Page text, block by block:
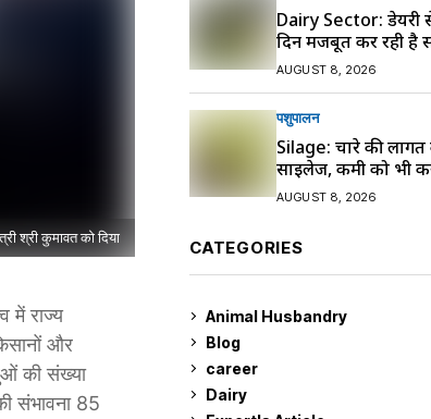
श्री कुमावत को दिया
में राज्य
और
की संख्या
संभावना 85
Dairy Sector: डेयरी
दिन मजबूत कर रही है
AUGUST 8, 2026
पशुपालन
Silage: चारे की लागत
साइलेज, कमी को भी
AUGUST 8, 2026
CATEGORIES
Animal Husbandry
Blog
career
Dairy